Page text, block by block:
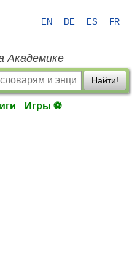
EN DE ES FR
Академике
Найти!
Игры ⚽